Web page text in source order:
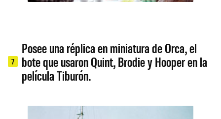
7
Posee una réplica en miniatura de Orca, el
bote que usaron Quint, Brodie y Hooper en la
película Tiburón.